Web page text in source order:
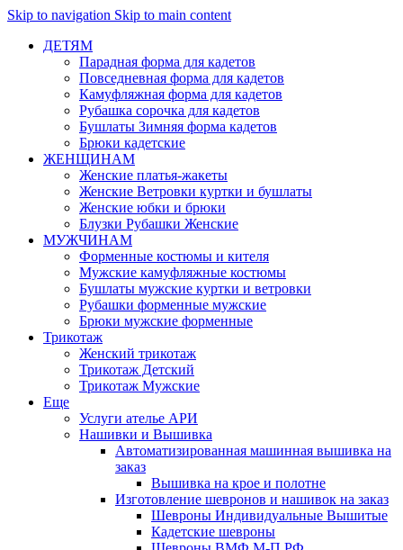
Skip to navigation Skip to main content
ДЕТЯМ
Парадная форма для кадетов
Повседневная форма для кадетов
Камуфляжная форма для кадетов
Рубашка сорочка для кадетов
Бушлаты Зимняя форма кадетов
Брюки кадетские
ЖЕНЩИНАМ
Женские платья-жакеты
Женские Ветровки куртки и бушлаты
Женские юбки и брюки
Блузки Рубашки Женские
МУЖЧИНАМ
Форменные костюмы и кителя
Мужские камуфляжные костюмы
Бушлаты мужские куртки и ветровки
Рубашки форменные мужские
Брюки мужские форменные
Трикотаж
Женский трикотаж
Трикотаж Детский
Трикотаж Мужские
Еще
Услуги ателье АРИ
Нашивки и Вышивка
Автоматизированная машинная вышивка на
заказ
Вышивка на крое и полотне
Изготовление шевронов и нашивок на заказ
Шевроны Индивидуальные Вышитые
Кадетские шевроны